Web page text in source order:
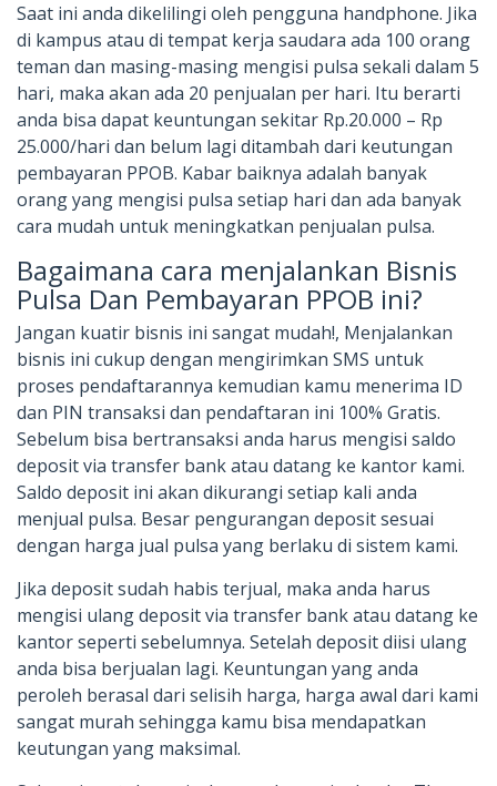
Saat ini anda dikelilingi oleh pengguna handphone. Jika
di kampus atau di tempat kerja saudara ada 100 orang
teman dan masing-masing mengisi pulsa sekali dalam 5
hari, maka akan ada 20 penjualan per hari. Itu berarti
anda bisa dapat keuntungan sekitar Rp.20.000 – Rp
25.000/hari dan belum lagi ditambah dari keutungan
pembayaran PPOB. Kabar baiknya adalah banyak
orang yang mengisi pulsa setiap hari dan ada banyak
cara mudah untuk meningkatkan penjualan pulsa.
Bagaimana cara menjalankan Bisnis
Pulsa Dan Pembayaran PPOB ini?
Jangan kuatir bisnis ini sangat mudah!, Menjalankan
bisnis ini cukup dengan mengirimkan SMS untuk
proses pendaftarannya kemudian kamu menerima ID
dan PIN transaksi dan pendaftaran ini 100% Gratis.
Sebelum bisa bertransaksi anda harus mengisi saldo
deposit via transfer bank atau datang ke kantor kami.
Saldo deposit ini akan dikurangi setiap kali anda
menjual pulsa. Besar pengurangan deposit sesuai
dengan harga jual pulsa yang berlaku di sistem kami.
Jika deposit sudah habis terjual, maka anda harus
mengisi ulang deposit via transfer bank atau datang ke
kantor seperti sebelumnya. Setelah deposit diisi ulang
anda bisa berjualan lagi. Keuntungan yang anda
peroleh berasal dari selisih harga, harga awal dari kami
sangat murah sehingga kamu bisa mendapatkan
keutungan yang maksimal.